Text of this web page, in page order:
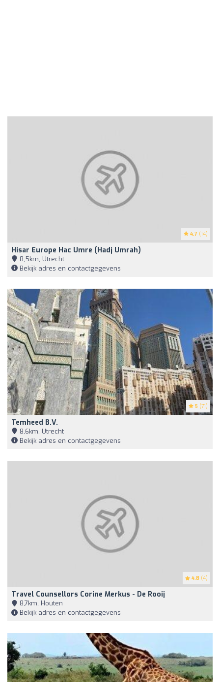
4.7 (14)
Hisar Europe Hac Umre (Hadj Umrah)
8,5km, Utrecht
Bekijk adres en contactgegevens
5 (71)
Temheed B.V.
8,6km, Utrecht
Bekijk adres en contactgegevens
4.8 (4)
Travel Counsellors Corine Merkus - De Rooij
8,7km, Houten
Bekijk adres en contactgegevens